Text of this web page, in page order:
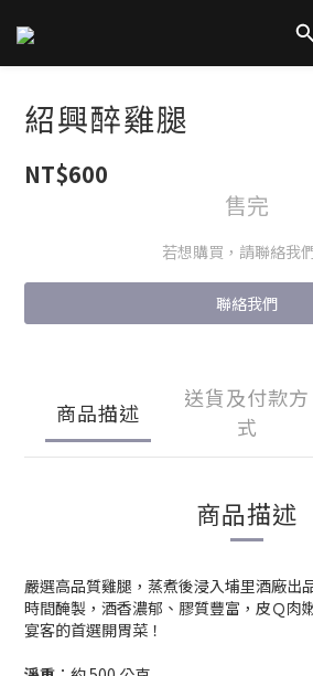
紹興醉雞腿
NT$600
售完
若想購買，請聯絡我
聯絡我們
商品描述
送貨及付款方
式
商品描述
嚴選高品質雞腿，蒸煮後浸入埔里酒廠出
時間醃製，酒香濃郁、膠質豐富，皮Ｑ肉
宴客的首選開胃菜！